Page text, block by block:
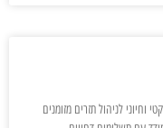
וחיוני לניהול תזרים מזומנים